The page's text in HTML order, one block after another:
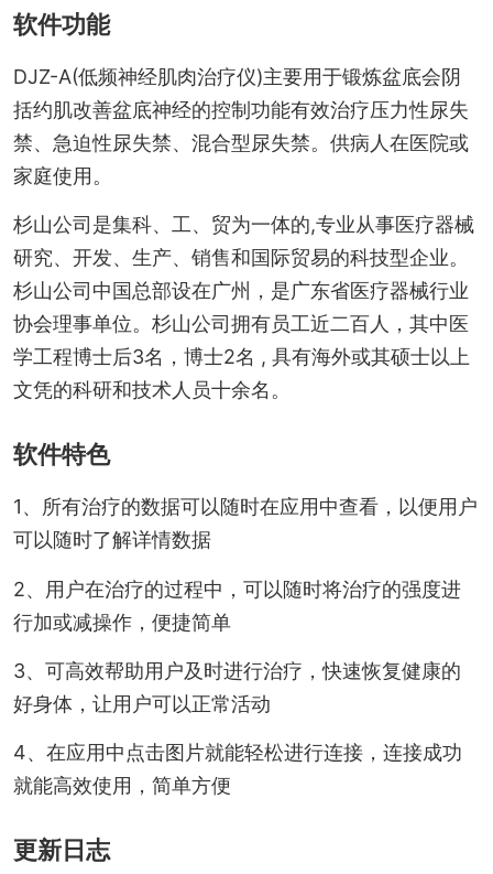
软件功能
DJZ-A(低频神经肌肉治疗仪)主要用于锻炼盆底会阴
括约肌改善盆底神经的控制功能有效治疗压力性尿失
禁、急迫性尿失禁、混合型尿失禁。供病人在医院或
家庭使用。
杉山公司是集科、工、贸为一体的,专业从事医疗器械
研究、开发、生产、销售和国际贸易的科技型企业。
杉山公司中国总部设在广州，是广东省医疗器械行业
协会理事单位。杉山公司拥有员工近二百人，其中医
学工程博士后3名，博士2名 , 具有海外或其硕士以上
文凭的科研和技术人员十余名。
软件特色
1、所有治疗的数据可以随时在应用中查看，以便用户
可以随时了解详情数据
2、用户在治疗的过程中，可以随时将治疗的强度进
行加或减操作，便捷简单
3、可高效帮助用户及时进行治疗，快速恢复健康的
好身体，让用户可以正常活动
4、在应用中点击图片就能轻松进行连接，连接成功
就能高效使用，简单方便
更新日志